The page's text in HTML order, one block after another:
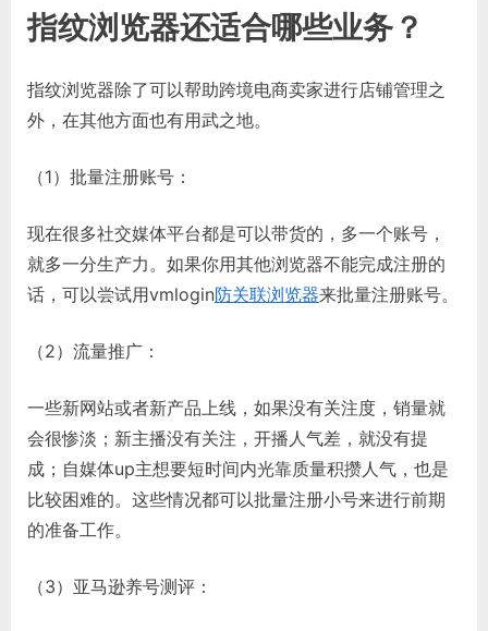
指纹浏览器还适合哪些业务？
指纹浏览器除了可以帮助跨境电商卖家进行店铺管理之
外，在其他方面也有用武之地。
（1）批量注册账号：
现在很多社交媒体平台都是可以带货的，多一个账号，
就多一分生产力。如果你用其他浏览器不能完成注册的
话，可以尝试用vmlogin防关联浏览器来批量注册账号。
（2）流量推广：
一些新网站或者新产品上线，如果没有关注度，销量就
会很惨淡；新主播没有关注，开播人气差，就没有提
成；自媒体up主想要短时间内光靠质量积攒人气，也是
比较困难的。这些情况都可以批量注册小号来进行前期
的准备工作。
（3）亚马逊养号测评：